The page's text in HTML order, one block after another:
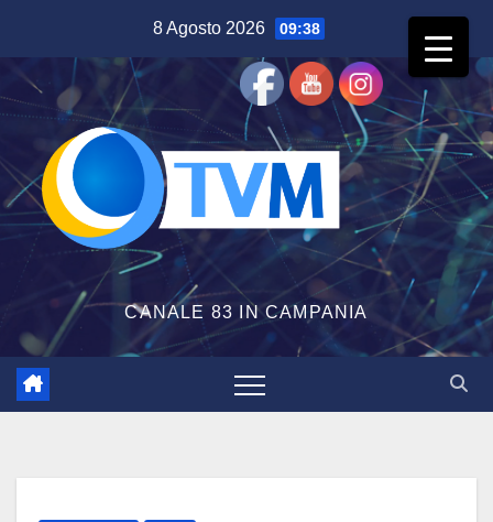
contenuto
8 Agosto 2026 09:38
CANALE 83 IN CAMPANIA